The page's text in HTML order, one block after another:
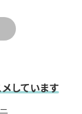
しています